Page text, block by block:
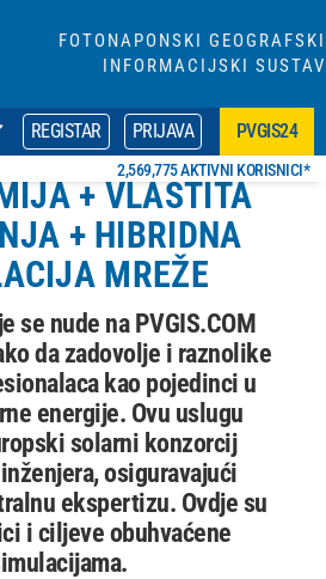
FOTONAPONSKI GEOGRAFSKI
INFORMACIJSKI SUSTAV
REGISTAR PRIJAVA PVGIS24
2,569,775 AKTIVNI KORISNICI*
+ VLASTITA
+ HIBRIDNA
MREŽE
se nude na PVGIS.COM
da zadovolje i raznolike
kao pojedinci u
energije. Ovu uslugu
solarni konzorcij
osiguravajući
ekspertizu. Ovdje su
i ciljeve obuhvaćene